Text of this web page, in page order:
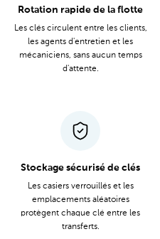
Rotation rapide de la flotte
Les clés circulent entre les clients,
les agents d'entretien et les
mécaniciens, sans aucun temps
d'attente.
Stockage sécurisé de clés
Les casiers verrouillés et les
emplacements aléatoires
protègent chaque clé entre les
transferts.